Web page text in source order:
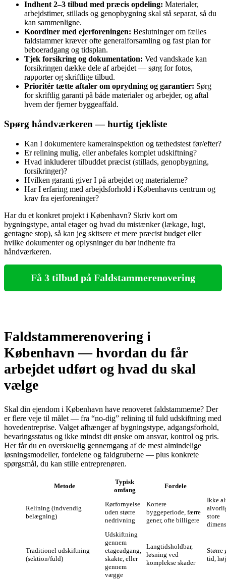
Indhent 2–3 tilbud med præcis opdeling: Materialer,
arbejdstimer, stillads og genopbygning skal stå separat, så du
kan sammenligne.
Koordiner med ejerforeningen: Beslutninger om fælles
faldstammer kræver ofte generalforsamling og fast plan for
beboeradgang og tidsplan.
Tjek forsikring og dokumentation: Ved vandskade kan
forsikringen dække dele af arbejdet — sørg for fotos,
rapporter og skriftlige tilbud.
Prioritér tætte aftaler om oprydning og garantier: Sørg
for skriftlig garanti på både materialer og arbejder, og aftal
hvem der fjerner byggeaffald.
Spørg håndværkeren — hurtig tjekliste
Kan I dokumentere kamerainspektion og tæthedstest før/efter?
Er relining mulig, eller anbefales komplet udskiftning?
Hvad inkluderer tilbuddet præcist (stillads, genopbygning,
forsikringer)?
Hvilken garanti giver I på arbejdet og materialerne?
Har I erfaring med arbejdsforhold i Københavns centrum og
krav fra ejerforeninger?
Har du et konkret projekt i København? Skriv kort om
bygningstype, antal etager og hvad du mistænker (lækage, lugt,
gentagne stop), så kan jeg skitsere et mere præcist budget eller
hvilke dokumenter og oplysninger du bør indhente fra
håndværkeren.
Få 3 tilbud på Faldstammerenovering
Faldstammerenovering i
København — hvordan du får
arbejdet udført og hvad du skal
vælge
Skal din ejendom i København have renoveret faldstammerne? Der
er flere veje til målet — fra “no‑dig” relining til fuld udskiftning med
hovedentreprise. Valget afhænger af bygningstype, adgangsforhold,
bevaringsstatus og ikke mindst dit ønske om ansvar, kontrol og pris.
Her får du en overskuelig gennemgang af de mest almindelige
løsningsmodeller, fordelene og faldgruberne — plus konkrete
spørgsmål, du kan stille entreprenøren.
Metode
Typisk
omfang
Fordele
Relining (indvendig
belægning)
Rørfornyelse
uden større
nedrivning
Kortere
byggeperiode, færre
gener, ofte billigere
Ikke
store
Traditionel udskiftning
(sektion/fuld)
Udskiftning
gennem
etageadgang,
skakte, eller
gennem
vægge
Langtidsholdbar,
løsning ved
komplekse skader
Større
tid,